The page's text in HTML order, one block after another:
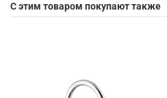
С этим товаром покупают также